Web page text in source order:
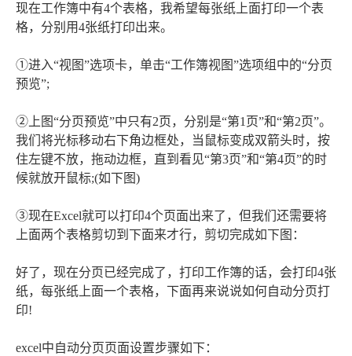
现在工作簿中有4个表格，我希望每张纸上面打印一个表
格，分别用4张纸打印出来。
①进入“视图”选项卡，单击“工作簿视图”选项组中的“分页
预览”;
②上图“分页预览”中只有2页，分别是“第1页”和“第2页”。
我们将光标移动右下角边框处，当鼠标变成双箭头时，按
住左键不放，拖动边框，直到看见“第3页”和“第4页”的时
候就放开鼠标;(如下图)
③现在Excel就可以打印4个页面出来了，但我们还需要将
上面两个表格剪切到下面来才行，剪切完成如下图：
好了，现在分页已经完成了，打印工作簿的话，会打印4张
纸，每张纸上面一个表格，下面再来说说如何自动分页打
印!
excel中自动分页页面设置步骤如下：